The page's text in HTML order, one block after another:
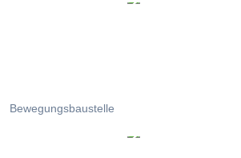
Bewegungsbaustelle